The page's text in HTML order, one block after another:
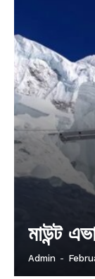
মাউন্ট
Admin -